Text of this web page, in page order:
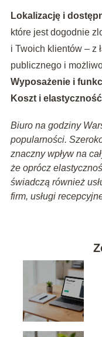
Lokalizację i
które jest dogodnie
i Twoich klientów – z
publicznego i
Wyposażenie i
Koszt i
Biuro na godziny
popularności.
znaczny wpływ na
że oprócz
świadczą również
firm, usługi